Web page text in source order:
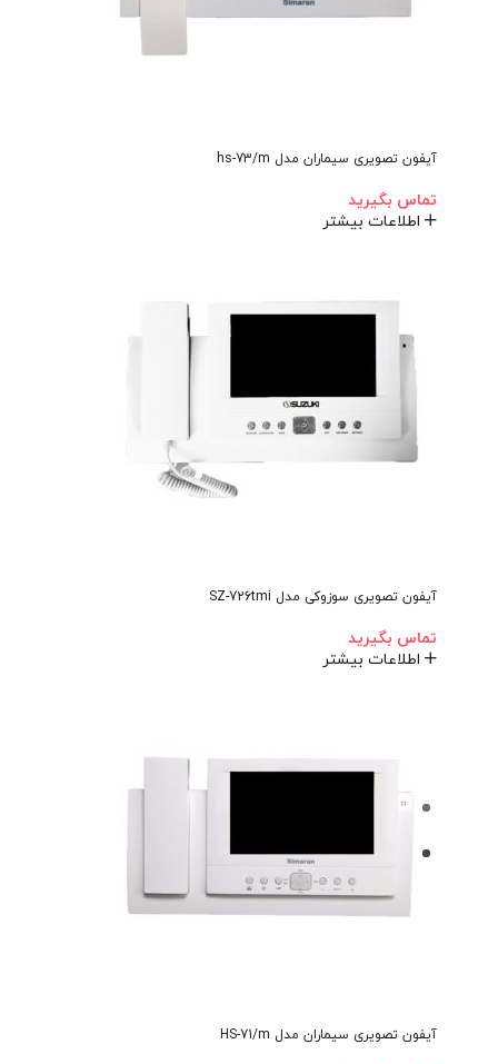
آیفون تصویری سیماران مدل hs-73/m
تماس بگیرید
اطلاعات بیشتر
آیفون تصویری سوزوکی مدل SZ-726tmi
تماس بگیرید
اطلاعات بیشتر
آیفون تصویری سیماران مدل HS-71/m